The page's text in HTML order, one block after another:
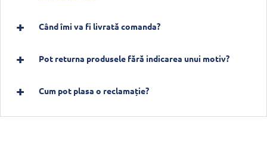
Când îmi va fi livrată comanda?
Pot returna produsele fără indicarea unui motiv?
Cum pot plasa o reclamație?